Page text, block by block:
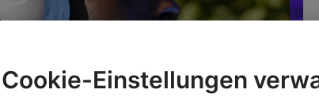
Cookie-Einstellungen